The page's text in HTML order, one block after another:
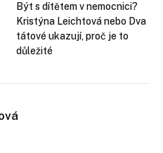
Být s dítětem v nemocnici?
Kristýna Leichtová nebo Dva
tátové ukazují, proč je to
důležité